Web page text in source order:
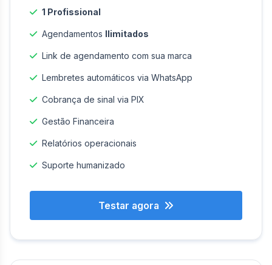
1 Profissional
Agendamentos Ilimitados
Link de agendamento com sua marca
Lembretes automáticos via WhatsApp
Cobrança de sinal via PIX
Gestão Financeira
Relatórios operacionais
Suporte humanizado
Testar agora